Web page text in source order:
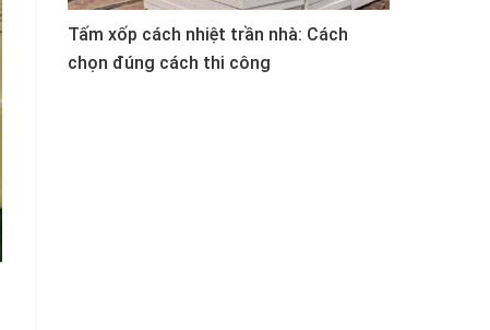
Tấm xốp cách nhiệt trần nhà: Cách
chọn đúng cách thi công